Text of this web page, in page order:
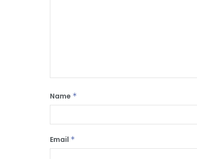
Name *
Email *